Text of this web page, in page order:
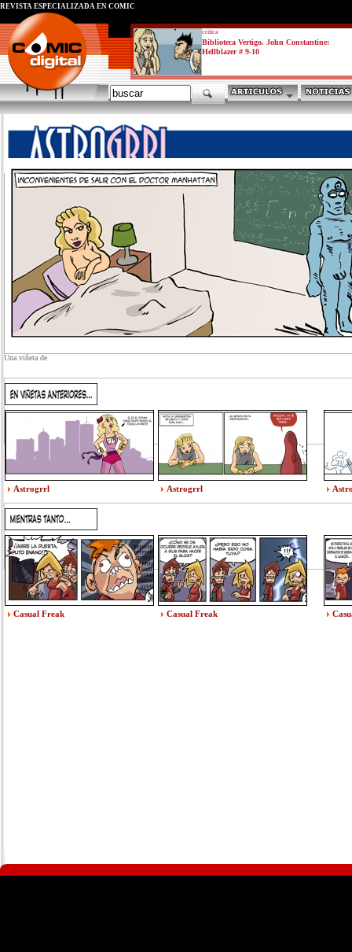
critica
Biblioteca Vertigo. John Constantine:
Hellblazer # 9-10
REVISTA ESPECIALIZADA EN CÓMIC
Una viñeta de
Astrogrrl Astrogrrl
Casual Freak Casual Freak